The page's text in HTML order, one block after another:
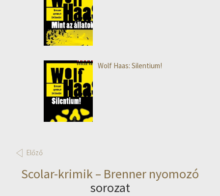
Wolf Haas: Silentium!
Előző
Scolar-krimik – Brenner nyomozó
sorozat